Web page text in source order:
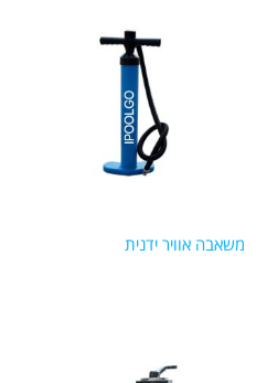
משאבה אוויר ידנית